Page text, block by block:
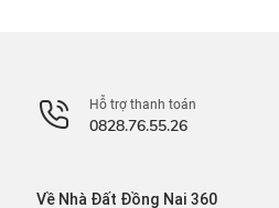
Hỗ trợ thanh toán
0828.76.55.26
Về Nhà Đất Đồng Nai 360